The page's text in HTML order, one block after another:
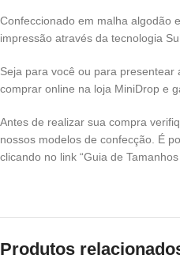
Confeccionado em malha algodão
impressão através da tecnologia
Seja para você ou para
comprar online na loja MiniDrop e
Antes de realizar sua compra
nossos modelos de confecção. É
clicando no link “Guia de Tamanhos
Produtos